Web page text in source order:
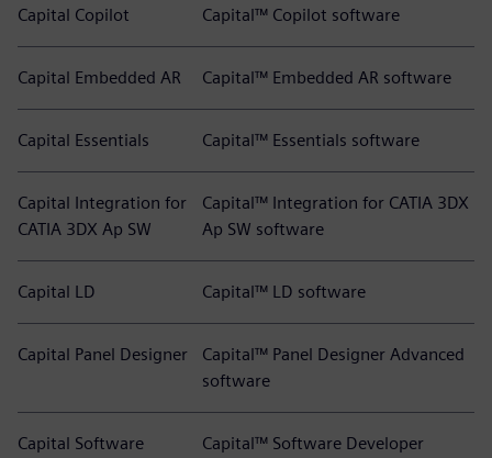
Capital Copilot Capital™ Copilot software
Capital Embedded AR Capital™ Embedded AR software
Capital Essentials Capital™ Essentials software
Capital Integration for
CATIA 3DX Ap SW
Capital™ Integration for CATIA 3DX
Ap SW software
Capital LD Capital™ LD software
Capital Panel Designer
Capital™ Panel Designer Advanced
software
Capital Software
Capital™ Software Developer